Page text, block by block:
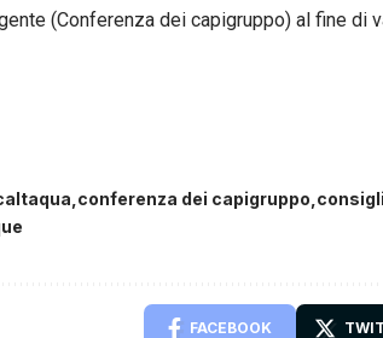
(Conferenza dei capigruppo) al fine di
conferenza dei capigruppo
FACEBOOK